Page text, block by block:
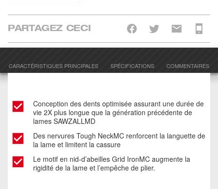
PARTAGEZ CECI
CARACTÉRISTIQUES PRINCIPALES SPÉCIFICATIONS COMMENTAIRES
Conception des dents optimisée assurant une durée de
vie 2X plus longue que la génération précédente de
lames SAWZALLMD
Des nervures Tough NeckMC renforcent la languette de
la lame et limitent la cassure
Le motif en nid-d’abeilles Grid IronMC augmente la
rigidité de la lame et l’empêche de plier.